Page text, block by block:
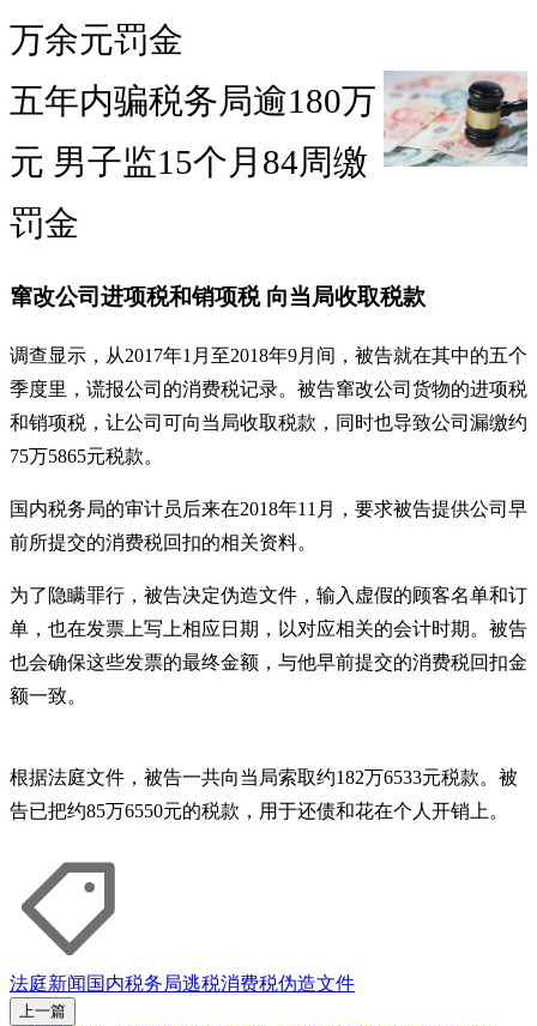
万余元罚金
五年内骗税务局逾180万
元 男子监15个月84周缴
罚金
窜改公司进项税和销项税 向当局收取税款
调查显示，从2017年1月至2018年9月间，被告就在其中的五个
季度里，谎报公司的消费税记录。被告窜改公司货物的进项税
和销项税，让公司可向当局收取税款，同时也导致公司漏缴约
75万5865元税款。
国内税务局的审计员后来在2018年11月，要求被告提供公司早
前所提交的消费税回扣的相关资料。
为了隐瞒罪行，被告决定伪造文件，输入虚假的顾客名单和订
单，也在发票上写上相应日期，以对应相关的会计时期。被告
也会确保这些发票的最终金额，与他早前提交的消费税回扣金
额一致。
根据法庭文件，被告一共向当局索取约182万6533元税款。被
告已把约85万6550元的税款，用于还债和花在个人开销上。
法庭新闻 国内税务局逃税消费税伪造文件
上一篇